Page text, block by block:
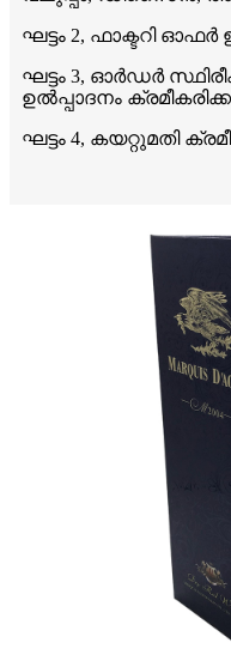
ഘട്ടം 2, ഫാക്ടറി
ഘട്ടം 3, ഓർഡർ
ഉൽപ്പാദനം
ഘട്ടം 4, കയറ്റുമതി